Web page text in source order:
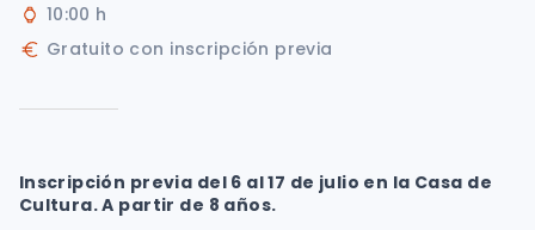
10:00 h
Gratuito con inscripción previa
Inscripción previa del 6 al 17 de julio en la Casa de
Cultura. A partir de 8 años.